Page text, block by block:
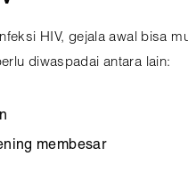
HIV, gejala awal bisa
diwaspadai antara lain:
membesar